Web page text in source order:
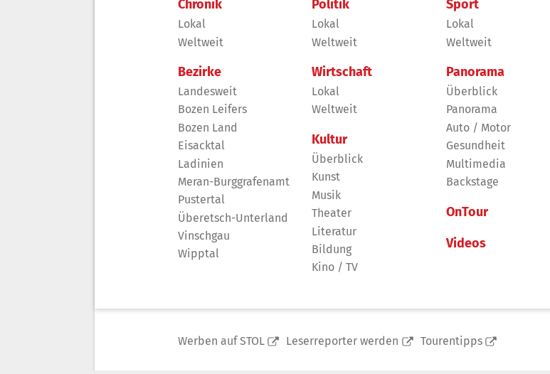
Chronik
Lokal
Weltweit
Bezirke
Landesweit
Bozen Leifers
Bozen Land
Eisacktal
Ladinien
Meran-Burggrafenamt
Pustertal
Überetsch-Unterland
Vinschgau
Wipptal
Politik
Lokal
Weltweit
Wirtschaft
Lokal
Weltweit
Kultur
Überblick
Kunst
Musik
Theater
Literatur
Bildung
Kino / TV
Sport
Lokal
Weltweit
Panorama
Überblick
Panorama
Auto / Motor
Gesundheit
Multimedia
Backstage
OnTour
Videos
Werben auf STOL Leserreporter werden Tourentipps